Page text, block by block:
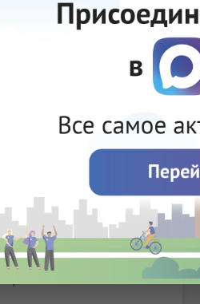
22 мая 2026
Семинар научного проекта
«Новые подходы к решению
микропластика
потенциаль...
Новгородском университете
практические и
теоретические аспекты изучения